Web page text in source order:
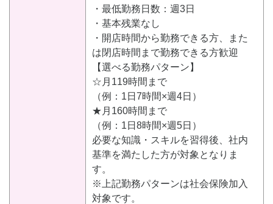
・最低勤務日数：週3日
・基本残業なし
・開店時間から勤務できる方、また
は閉店時間まで勤務できる方歓迎
【選べる勤務パターン】
☆月119時間まで
（例：1日7時間×週4日）
★月160時間まで
（例：1日8時間×週5日）
必要な知識・スキルを習得後、社内
基準を満たした方が対象となりま
す。
※上記勤務パターンは社会保険加入
対象です。